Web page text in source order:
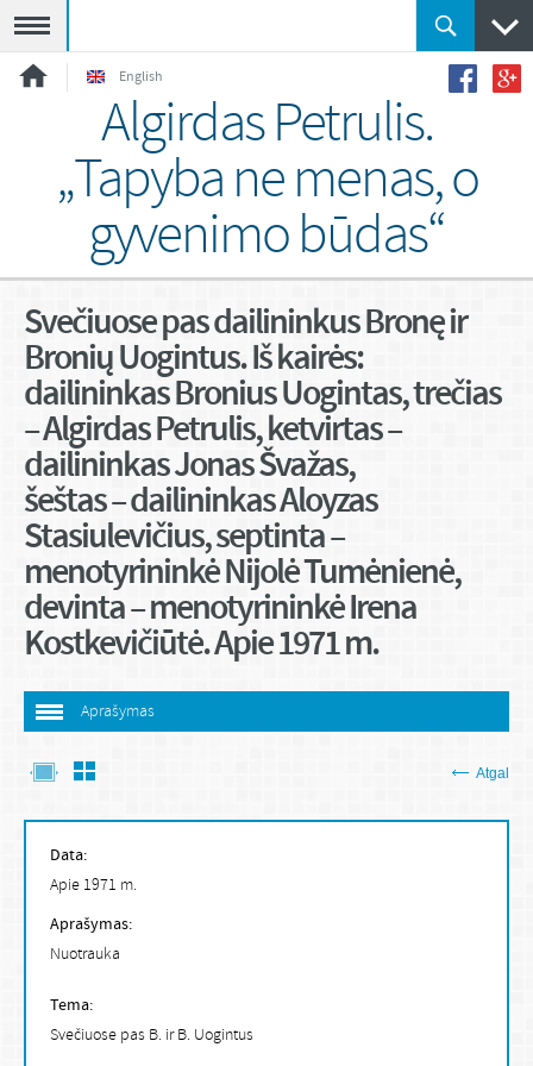
English
Algirdas Petrulis.
„Tapyba ne menas, o
gyvenimo būdas“
Svečiuose pas dailininkus Bronę ir
Bronių Uogintus. Iš kairės:
dailininkas Bronius Uogintas, trečias
– Algirdas Petrulis, ketvirtas –
dailininkas Jonas Švažas,
šeštas – dailininkas Aloyzas
Stasiulevičius, septinta –
menotyrininkė Nijolė Tumėnienė,
devinta – menotyrininkė Irena
Kostkevičiūtė. Apie 1971 m.
Aprašymas
Atgal
Data:
Apie 1971 m.
Aprašymas:
Nuotrauka
Tema:
Svečiuose pas B. ir B. Uogintus